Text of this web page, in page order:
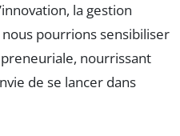
la gestion
pourrions sensibiliser
nourrissant
de se lancer dans